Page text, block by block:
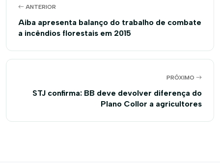
ANTERIOR
Aiba apresenta balanço do trabalho de combate
a incêndios florestais em 2015
PRÓXIMO
STJ confirma: BB deve devolver diferença do
Plano Collor a agricultores